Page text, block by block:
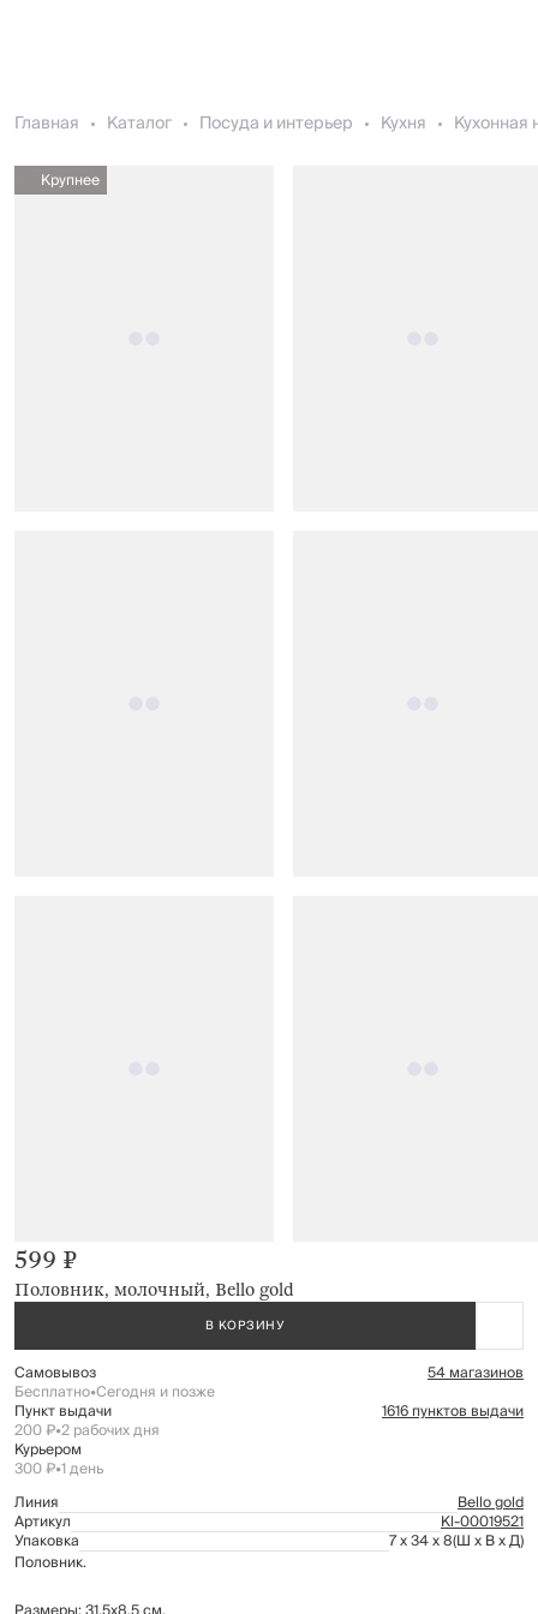
Главная Каталог Посуда и интерьер Кухня Кухонная
Крупнее
Половник, молочный, Bello gold
599 ₽
В КОРЗИНУ
Самовывоз 54 магазинов
Бесплатно•Сегодня и позже
Пункт выдачи 1616 пунктов выдачи
200 ₽•2 рабочих дня
Курьером
300 ₽•1 день
Линия
Bello gold
Артикул Kl-00019521
Упаковка 7 x 34 x 8(Ш x В x Д)
Половник.